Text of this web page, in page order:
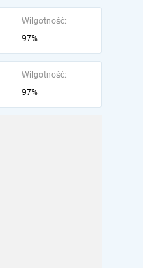
Wilgotność:
97%
Wilgotność:
97%